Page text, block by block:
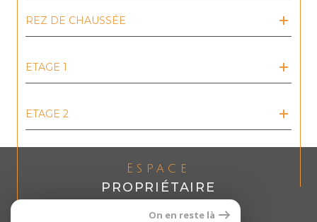
REZ DE CHAUSSÉE
ETAGE 1
ETAGE 2
Espace
PROPRIÉTAIRE
Se connecter
On en reste là